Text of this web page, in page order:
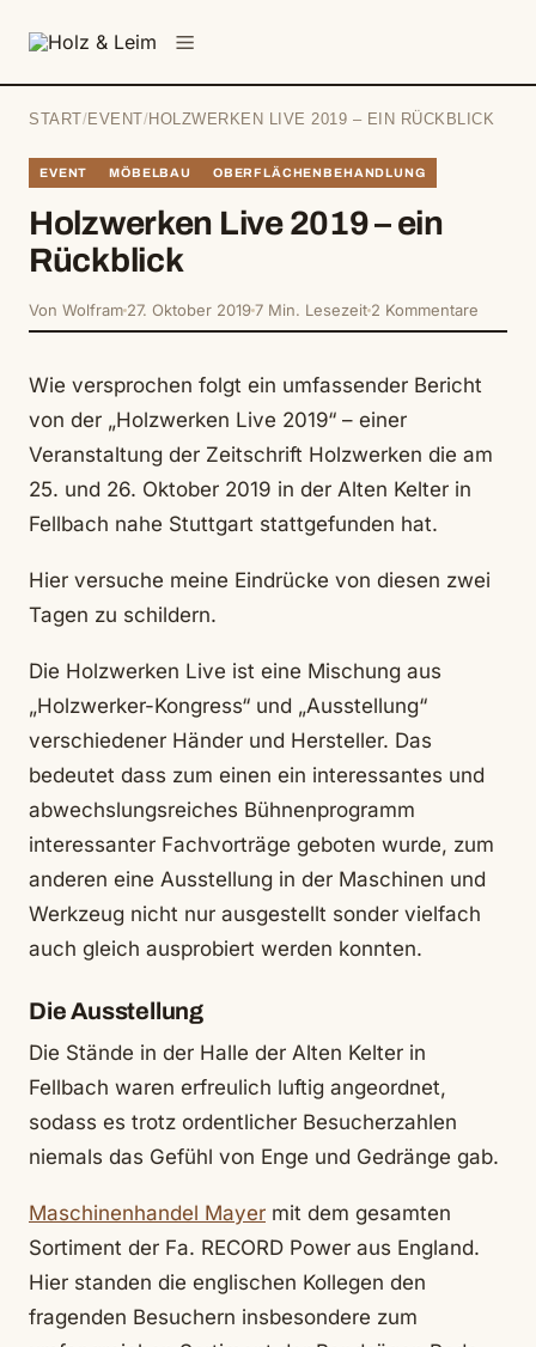
START / EVENT / HOLZWERKEN LIVE 2019 – EIN RÜCKBLICK
EVENT MÖBELBAU OBERFLÄCHENBEHANDLUNG
Holzwerken Live 2019 – ein
Rückblick
Von Wolfram 27. Oktober 20197 Min. Lesezeit 2 Kommentare
Wie versprochen folgt ein umfassender Bericht
von der „Holzwerken Live 2019“ – einer
Veranstaltung der Zeitschrift Holzwerken die am
25. und 26. Oktober 2019 in der Alten Kelter in
Fellbach nahe Stuttgart stattgefunden hat.
Hier versuche meine Eindrücke von diesen zwei
Tagen zu schildern.
Die Holzwerken Live ist eine Mischung aus
„Holzwerker-Kongress“ und „Ausstellung“
verschiedener Händer und Hersteller. Das
bedeutet dass zum einen ein interessantes und
abwechslungsreiches Bühnenprogramm
interessanter Fachvorträge geboten wurde, zum
anderen eine Ausstellung in der Maschinen und
Werkzeug nicht nur ausgestellt sonder vielfach
auch gleich ausprobiert werden konnten.
Die Ausstellung
Die Stände in der Halle der Alten Kelter in
Fellbach waren erfreulich luftig angeordnet,
sodass es trotz ordentlicher Besucherzahlen
niemals das Gefühl von Enge und Gedränge gab.
Maschinenhandel Mayer mit dem gesamten
Sortiment der Fa. RECORD Power aus England.
Hier standen die englischen Kollegen den
fragenden Besuchern insbesondere zum